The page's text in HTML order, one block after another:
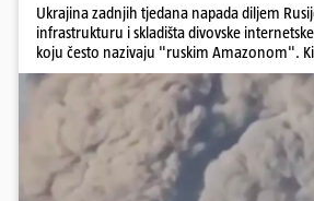
Ukrajina zadnjih tjedana napada diljem
infrastrukturu i skladišta divovske
koju često nazivaju "ruskim Amazonom".
gleda samo kao na obična trgovačka
snage koriste i za vojne potrebe, odnosno za
distribuciju dijelova za dronove i druge
ratu. S druge strane, napadi služe i kao
bombardiranja ukrajinske poštanske i
kao način da se ekonomske posljedice rata
teritorij i približe običnim građanima.